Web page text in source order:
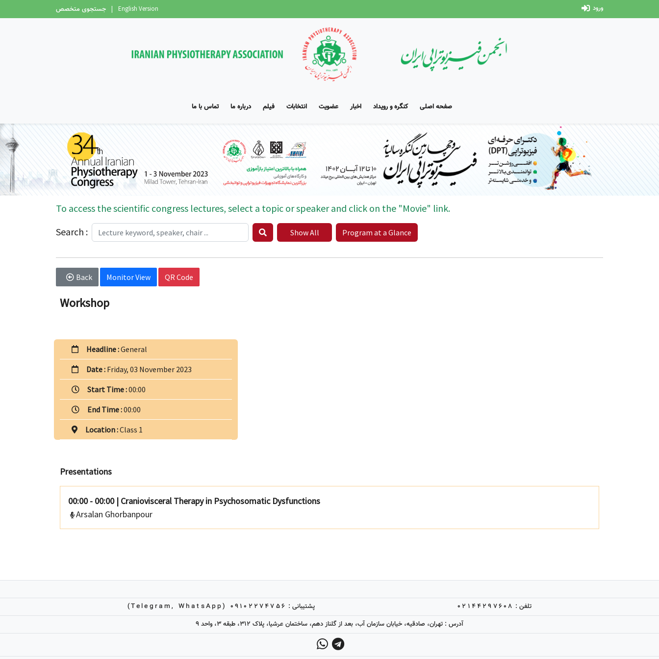
ورود English Version
| جستجوی متخصص
صفحه اصلی کنگره و رویداد اخبار عضویت انتخابات فیلم درباره ما تماس با ما
To access the scientific congress lectures, select a topic or speaker and click on the "Movie" link.
Search :
Show All Program at a Glance
Back Monitor View QR Code
Workshop
Headline :General
Date : Friday, 03 November 2023
Start Time :00:00
End Time :00:00
Location :Class 1
Presentations
00:00 - 00:00 | Craniovisceral Therapy in Psychosomatic Dysfunctions
Arsalan Ghorbanpour
تلفن : 02144297608 پشتیبانی : 09102274756 (Telegram, WhatsApp)
آدرس : تهران، صادقیه، خیابان سازمان آب، بعد از گلناز دهم، ساختمان عرشیا، پلاک 312، طبقه 3، واحد 9